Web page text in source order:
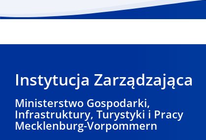
Instytucja Zarządzająca
Ministerstwo Gospodarki,
Infrastruktury, Turystyki i Pracy
Mecklenburg-Vorpommern